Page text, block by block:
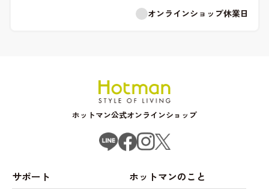
オンラインショップ休業日
ホットマン公式オンラインショップ
サポート ホットマンのこと